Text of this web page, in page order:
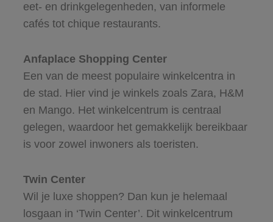
eet- en drinkgelegenheden, van informele
cafés tot chique restaurants.
Anfaplace Shopping Center
Een van de meest populaire winkelcentra in
de stad. Hier vind je winkels zoals Zara, H&M
en Mango. Het winkelcentrum is centraal
gelegen, waardoor het gemakkelijk bereikbaar
is voor zowel inwoners als toeristen.
Twin Center
Wil je luxe shoppen? Dan kun je helemaal
losgaan in ‘Twin Center’. Dit winkelcentrum